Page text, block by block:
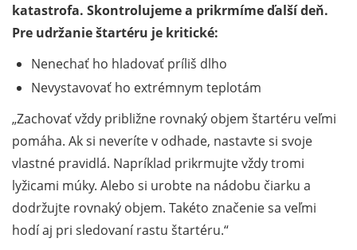
katastrofa. Skontrolujeme a prikrmíme ďalší deň.
Pre udržanie štartéru je kritické:
Nenechať ho hladovať príliš dlho
Nevystavovať ho extrémnym teplotám
Zachovať vždy približne rovnaký objem štartéru veľmi
pomáha. Ak si neveríte v odhade, nastavte si svoje
vlastné pravidlá. Napríklad prikrmujte vždy tromi
lyžicami múky. Alebo si urobte na nádobu čiarku a
dodržujte rovnaký objem. Takéto značenie sa veľmi
hodí aj pri sledovaní rastu štartéru.